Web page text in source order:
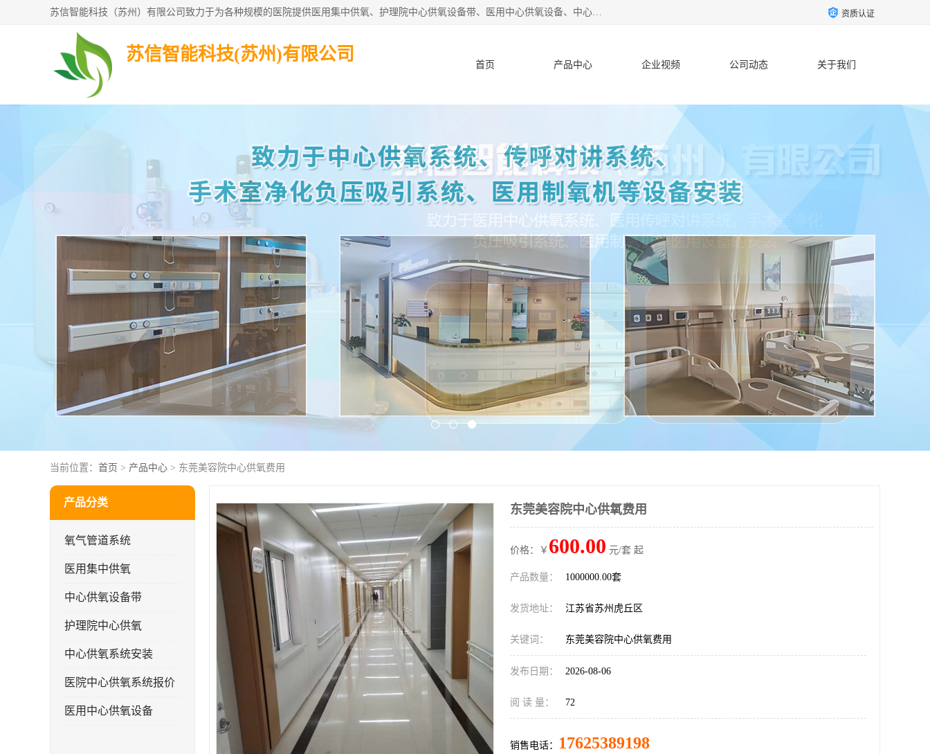
苏信智能科技（苏州）有限公司致力于为各种规模的医院提供医用集中供氧、护理院中心供氧设备带、医用中心供氧设备、中心供氧系统安装、医院中心供氧系统报价等“一条龙”服务。 资质认证
苏信智能科技(苏州)有限公司
首页 产品中心 企业视频 公司动态 关于我们
当前位置： 首页 > 产品中心 > 东莞美容院中心供氧费用
产品分类
氧气管道系统
医用集中供氧
中心供氧设备带
护理院中心供氧
中心供氧系统安装
医院中心供氧系统报价
医用中心供氧设备
东莞美容院中心供氧费用
价格：￥ 600.00 元/套 起
产品数量： 1000000.00套
发货地址： 江苏省苏州虎丘区
关键词： 东莞美容院中心供氧费用
发布日期： 2026-08-06
阅 读 量： 72
销售电话： 17625389198